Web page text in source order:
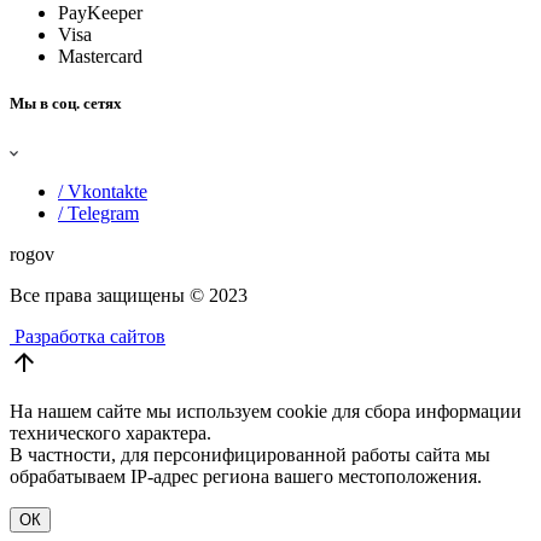
PayKeeper
Visa
Mastercard
Мы в соц. сетях
/ Vkontakte
/ Telegram
rogov
Все права защищены © 2023
Разработка сайтов
arrow_upward
На нашем сайте мы используем cookie для сбора информации
технического характера.
В частности, для персонифицированной работы сайта мы
обрабатываем IP-адрес региона вашего местоположения.
ОК